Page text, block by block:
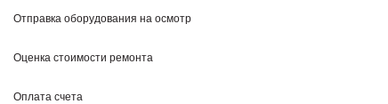
Отправка оборудования на осмотр
Оценка стоимости ремонта
Оплата счета